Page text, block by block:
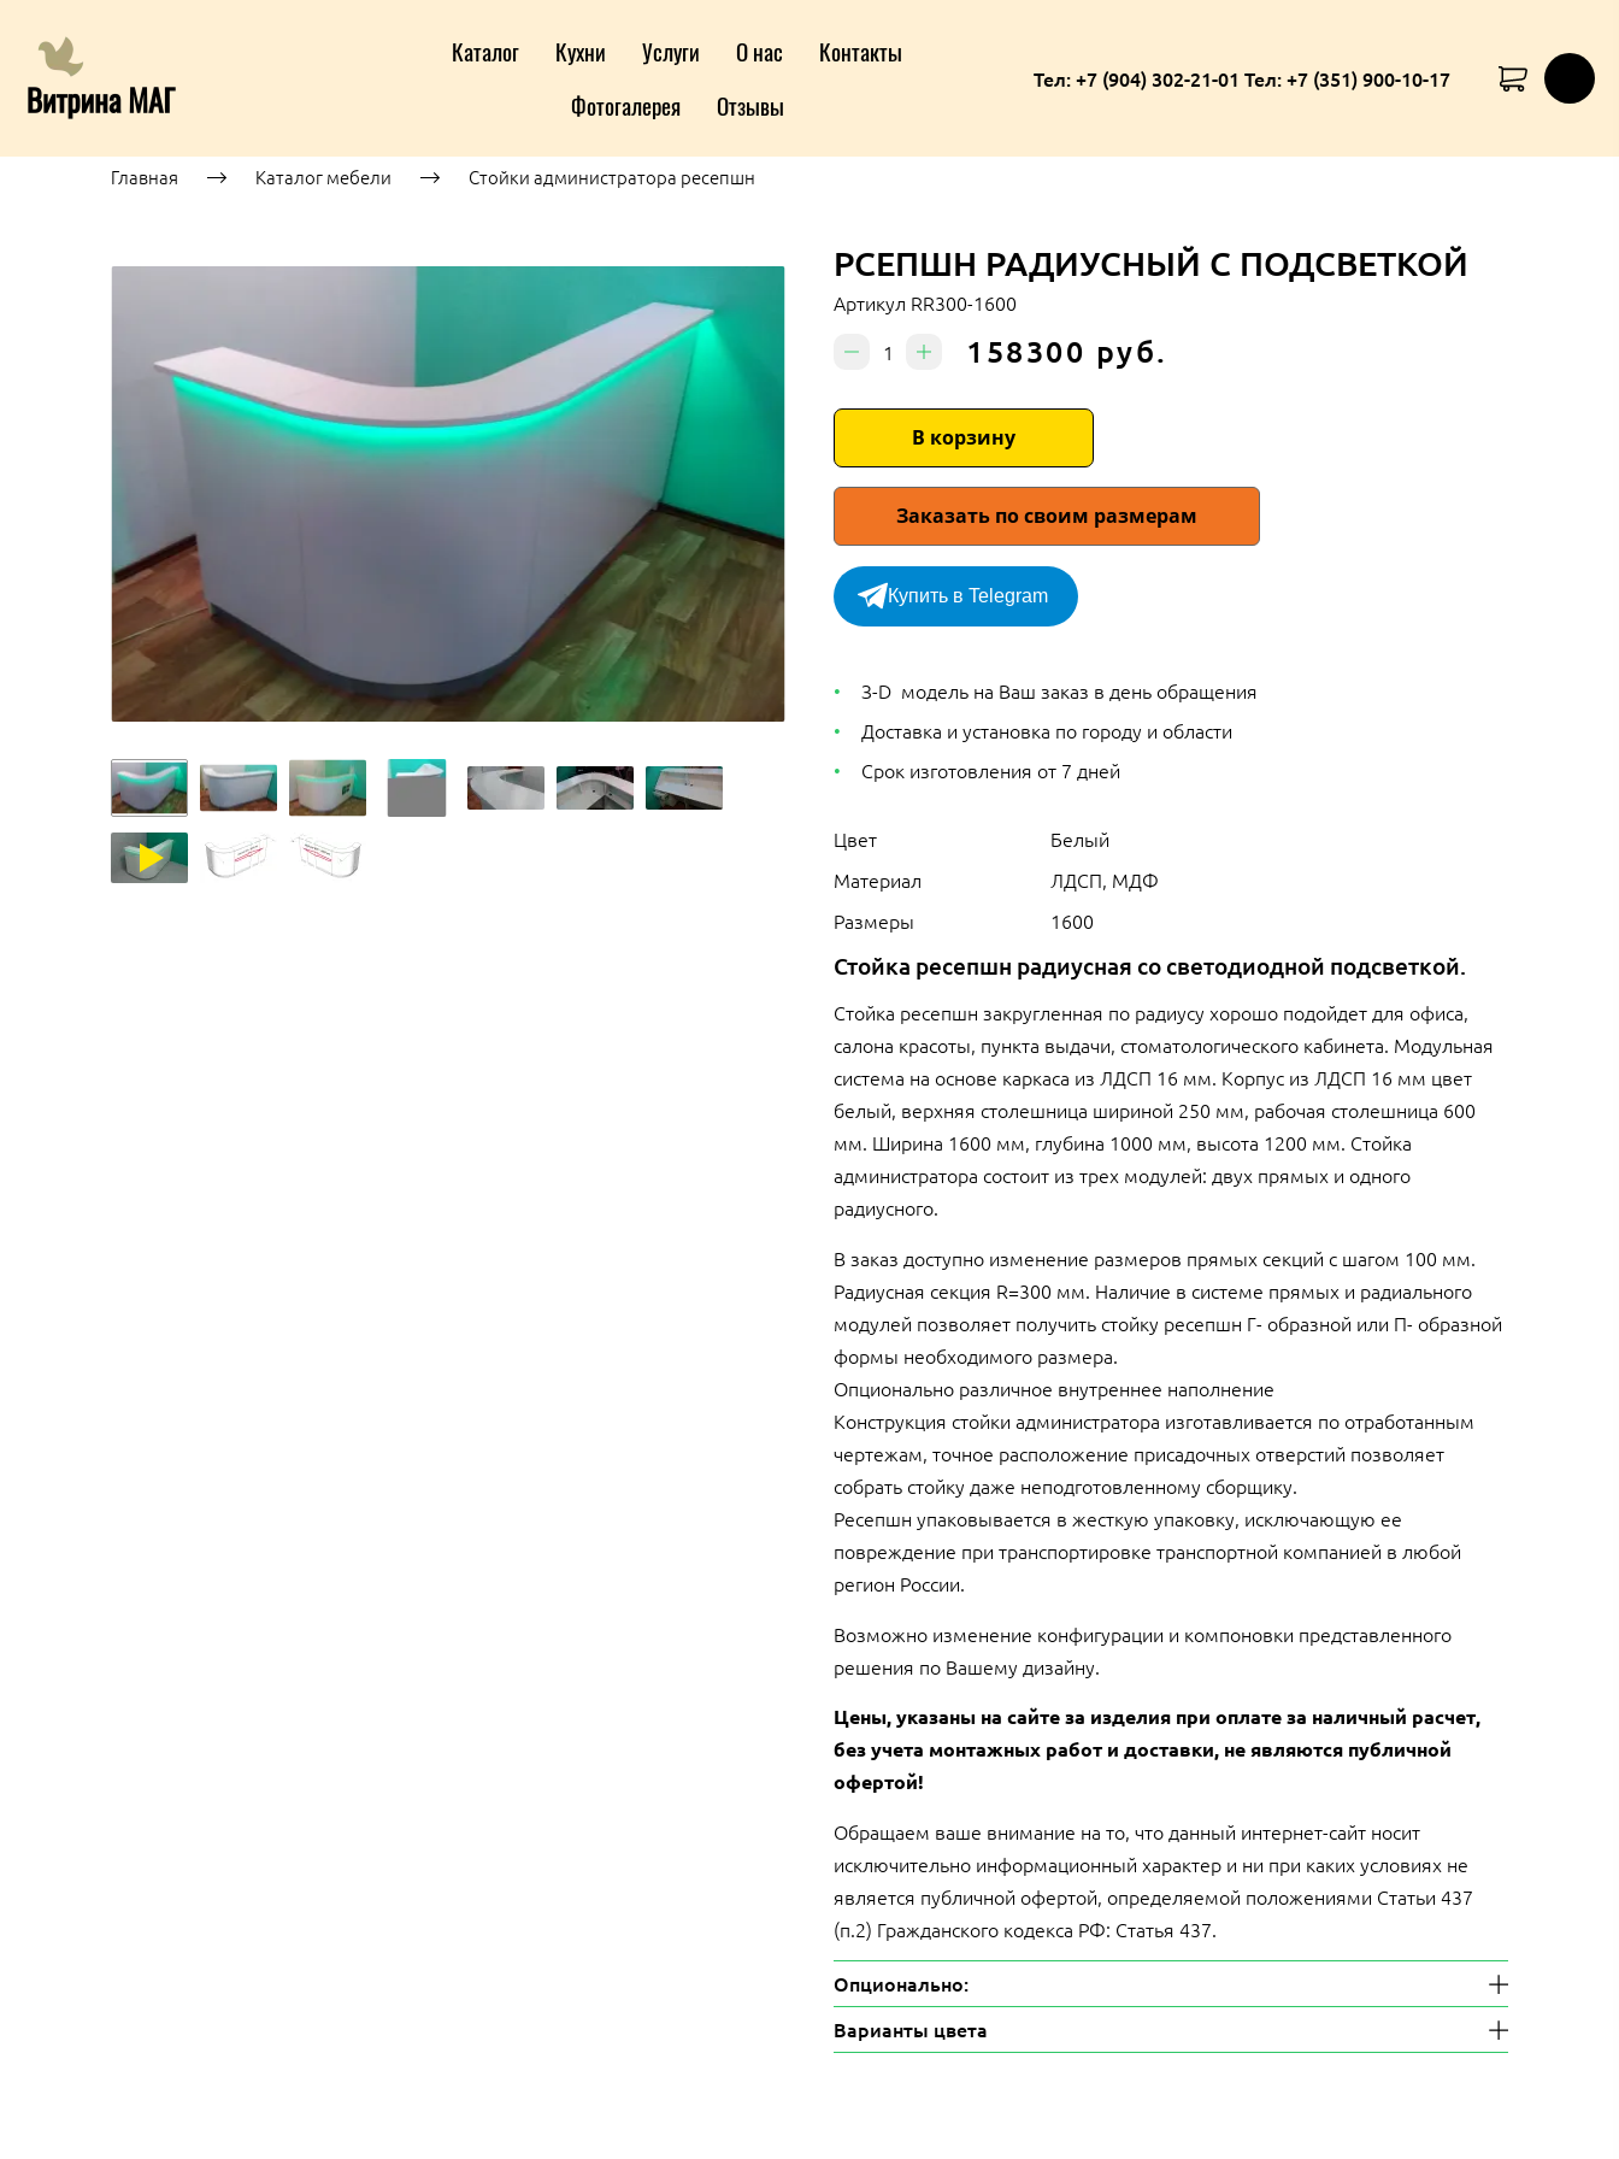
Каталог Кухни Услуги О нас
Контакты
Фотогалерея
Отзывы
Тел: +7 (904) 302-21-01 Тел: +7 (351) 900-10-17
Главная Каталог мебели Стойки администратора ресепшн
РСЕПШН РАДИУСНЫЙ С ПОДСВЕТКОЙ
Артикул RR300-1600
158300 руб.
В корзину
Заказать по своим размерам
Купить в Telegram
З-D модель на Ваш заказ в день обращения
Доставка и установка по городу и области
Срок изготовления от 7 дней
Цвет
Белый
Материал
ЛДСП, МДФ
Размеры
1600
Стойка ресепшн радиусная со светодиодной подсветкой.
Стойка ресепшн закругленная по радиусу хорошо подойдет для офиса,
салона красоты, пункта выдачи, стоматологического кабинета. Модульная
система на основе каркаса из ЛДСП 16 мм. Корпус из ЛДСП 16 мм цвет
белый, верхняя столешница шириной 250 мм, рабочая столешница 600
мм. Ширина 1600 мм, глубина 1000 мм, высота 1200 мм. Стойка
администратора состоит из трех модулей: двух прямых и одного
радиусного.
В заказ доступно изменение размеров прямых секций с шагом 100 мм.
Радиусная секция R=300 мм. Наличие в системе прямых и радиального
модулей позволяет получить стойку ресепшн Г- образной или П- образной
формы необходимого размера.
Опционально различное внутреннее наполнение
Конструкция стойки администратора изготавливается по отработанным
чертежам, точное расположение присадочных отверстий позволяет
собрать стойку даже неподготовленному сборщику.
Ресепшн упаковывается в жесткую упаковку, исключающую ее
повреждение при транспортировке транспортной компанией в любой
регион России.
Возможно изменение конфигурации и компоновки представленного
решения по Вашему дизайну.
Цены, указаны на сайте за изделия при оплате за наличный расчет,
без учета монтажных работ и доставки, не являются публичной
офертой!
Обращаем ваше внимание на то, что данный интернет-сайт носит
исключительно информационный характер и ни при каких условиях не
является публичной офертой, определяемой положениями Статьи 437
(п.2) Гражданского кодекса РФ: Статья 437.
Опционально:
Варианты цвета